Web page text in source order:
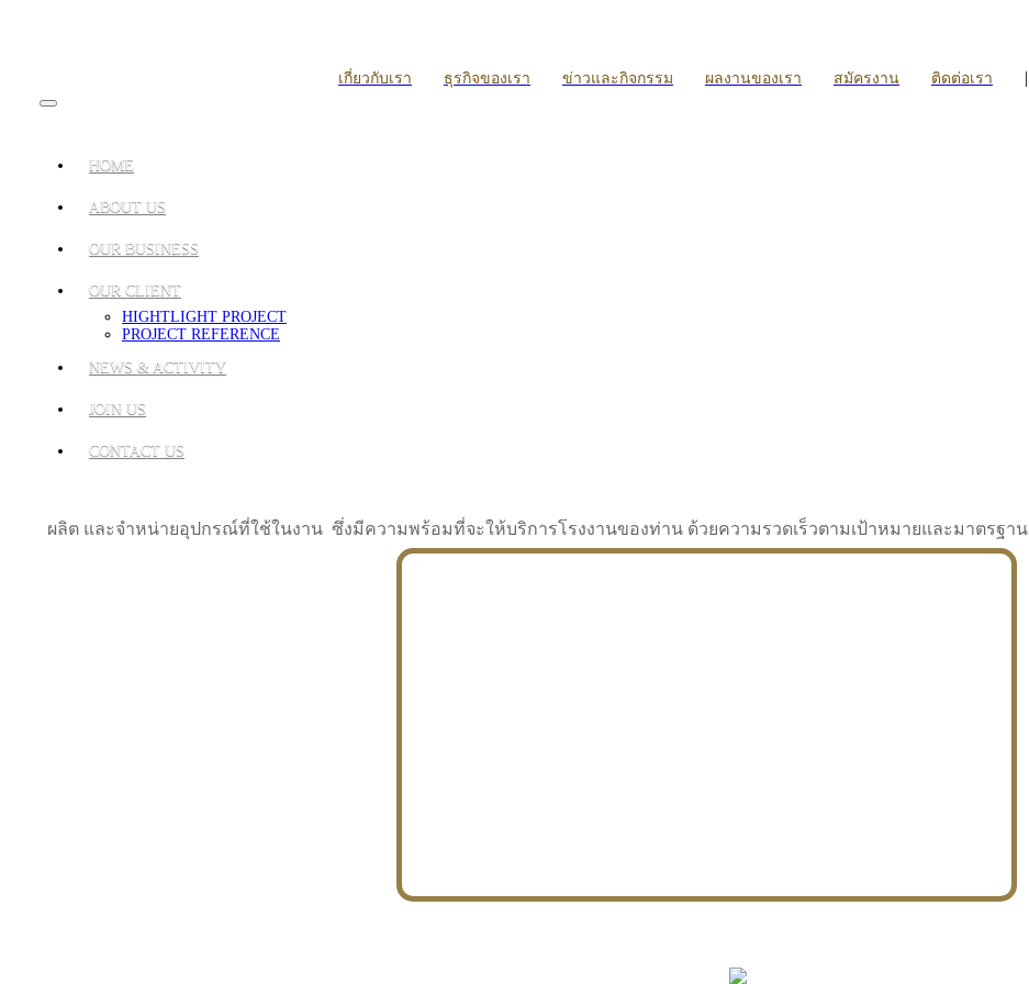
เกี่ยวกับเรา ธุรกิจของเรา ข่าวและกิจกรรม ผลงานของเรา สมัครงาน ติดต่อเรา |
HOME
ABOUT US
OUR BUSINESS
OUR CLIENT
HIGHTLIGHT PROJECT
PROJECT REFERENCE
NEWS & ACTIVITY
JOIN US
CONTACT US
ผลิต และจำหน่ายอุปกรณ์ที่ใช้ในงาน ซึ่งมีความพร้อมที่จะให้บริการโรงงานของท่าน ด้วยความรวดเร็วตามเป้าหมายและมาตรฐาน